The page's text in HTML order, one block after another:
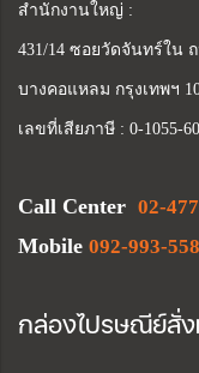
สำนักงานใหญ่ :
431/14 ซอยวัดจันทร์ใน
บางคอแหลม กรุงเทพฯ
เลขที่เสียภาษี : 0-1055-
Call Center 02-
Mobile 092-993-
กล่องไปรษณีย์สั่